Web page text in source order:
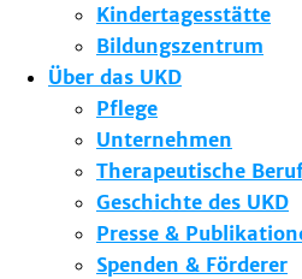
Kindertagesstätte
Bildungszentrum
Über das UKD
Pflege
Unternehmen
Therapeutische
Geschichte des UKD
Presse &
Spenden & Förderer